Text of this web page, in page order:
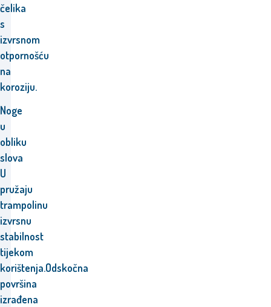
čelika
s
izvrsnom
otpornošću
na
koroziju.
Noge
u
obliku
slova
U
pružaju
trampolinu
izvrsnu
stabilnost
tijekom
korištenja.Odskočna
površina
izrađena